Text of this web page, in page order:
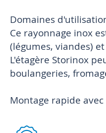
Domaines
Ce rayonnage inox
(légumes, viandes)
L'étagère Storinox
boulangeries,
Montage rapide avec